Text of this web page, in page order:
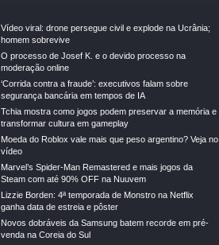
Vídeo viral: drone persegue civil e explode na Ucrânia;
homem sobrevive
O processo de Josef K. e o devido processo na
moderação online
‘Corrida contra a fraude’: executivos falam sobre
segurança bancária em tempos de IA
Tchia mostra como jogos podem preservar a memória e
transformar cultura em gameplay
Moeda do Roblox vale mais que peso argentino? Veja no
vídeo
Marvel’s Spider-Man Remastered e mais jogos da
Steam com até 90% OFF na Nuuvem
Lizzie Borden: 4ª temporada de Monstro na Netflix
ganha data de estreia e pôster
Novos dobráveis da Samsung batem recorde em pré-
venda na Coreia do Sul